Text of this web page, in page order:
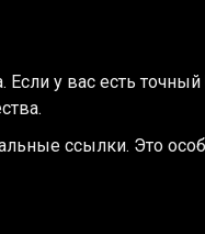
у вас есть точный
ссылки. Это